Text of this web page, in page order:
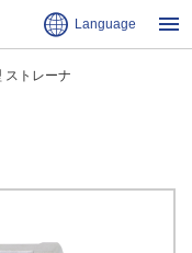
Language
ストレーナ